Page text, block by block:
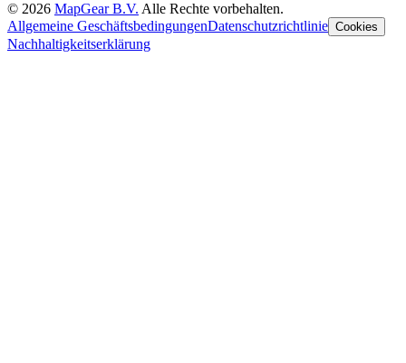
© 2026 MapGear B.V. Alle Rechte vorbehalten.
Allgemeine GeschäftsbedingungenDatenschutzrichtlinie Cookies
Nachhaltigkeitserklärung